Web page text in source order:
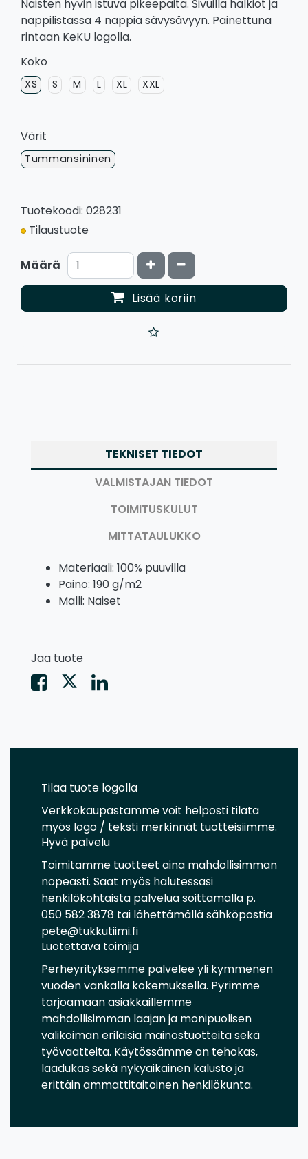
Naisten hyvin istuva pikeepaita. Sivuilla halkiot ja
nappilistassa 4 nappia sävysävyyn. Painettuna
rintaan KeKU logolla.
Koko
XS S M L XL XXL
Värit
Tummansininen
Tuotekoodi: 028231
Tilaustuote
Määrä Kasvata määrää
Vähennä määrää
Lisää koriin
TEKNISET TIEDOT
VALMISTAJAN TIEDOT
TOIMITUSKULUT
MITTATAULUKKO
Materiaali: 100% puuvilla
Paino: 190 g/m2
Malli: Naiset
Jaa tuote
Tilaa tuote logolla
Verkkokaupastamme voit helposti tilata
myös logo / teksti merkinnät tuotteisiimme.
Hyvä palvelu
Toimitamme tuotteet aina mahdollisimman
nopeasti. Saat myös halutessasi
henkilökohtaista palvelua soittamalla p.
050 582 3878 tai lähettämällä sähköpostia
pete@tukkutiimi.fi
Luotettava toimija
Perheyrityksemme palvelee yli kymmenen
vuoden vankalla kokemuksella. Pyrimme
tarjoamaan asiakkaillemme
mahdollisimman laajan ja monipuolisen
valikoiman erilaisia mainostuotteita sekä
työvaatteita. Käytössämme on tehokas,
laadukas sekä nykyaikainen kalusto ja
erittäin ammattitaitoinen henkilökunta.